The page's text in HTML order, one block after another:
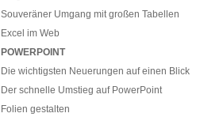
Souveräner Umgang mit großen Tabellen
Excel im Web
POWERPOINT
Die wichtigsten Neuerungen auf einen Blick
Der schnelle Umstieg auf PowerPoint
Folien gestalten